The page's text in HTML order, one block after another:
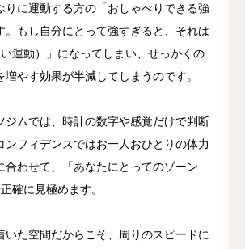
りに運動する方の「おしゃべりできる強
。もし自分にとって強すぎると、それは
い運動）」になってしまい、せっかくの
増やす効果が半減してしまうのです。
ジムでは、時計の数字や感覚だけで判断
ンフィデンスではお一人おひとりの体力
合わせて、「あなたにとってのゾーン
確に見極めます。
いた空間だからこそ、周りのスピードに